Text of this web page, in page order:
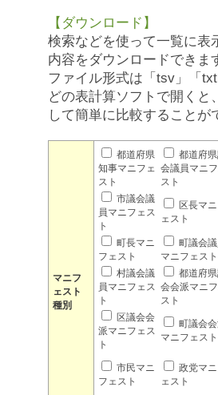
【ダウンロード】
検索などを使って一覧に表
内容をダウンロードできま
ファイル形式は「tsv」「
どの表計算ソフトで開くと
して簡単に比較することが
マニフ
ェスト
種別
都道府県
知事マニフェ
スト
都道府
会議員マニ
スト
市議会議
員マニフェス
ト
区長マ
ェスト
町長マニ
フェスト
町議会
マニフェスト
村議会議
員マニフェス
ト
都道府
会会派マニ
スト
区議会会
派マニフェス
ト
町議会
マニフェスト
市民マニ
フェスト
政党マ
ェスト